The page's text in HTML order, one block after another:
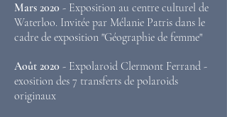
Mars 2020 - Exposition au centre culturel de
Waterloo. Invitée par Mélanie Patris dans le
cadre de exposition "Géographie de femme"
Août 2020 - Expolaroid Clermont Ferrand -
exosition des 7 transferts de polaroids
originaux